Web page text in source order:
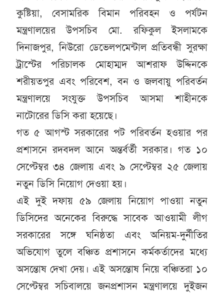
কুষ্টিয়া, বেসামরিক বিমান পরিবহন ও পর্যটন
মন্ত্রণালয়ের উপসচিব মো. রফিকুল ইসলামকে
দিনাজপুর, নিউরো ডেভেলপমেন্টাল প্রতিবন্ধী সুরক্ষা
ট্রাস্টের পরিচালক মোহাম্মদ আশরাফ উদ্দিনকে
শরীয়তপুর এবং পরিবেশ, বন ও জলবায়ু পরিবর্তন
মন্ত্রণালয়ে সংযুক্ত উপসচিব আসমা শাহীনকে
নাটোরের ডিসি করা হয়েছে।
গত ৫ আগস্ট সরকারের পট পরিবর্তন হওয়ার পর
প্রশাসনে রদবদল আনে অন্তর্বর্তী সরকার। গত ১০
সেপ্টেম্বর ৩৪ জেলায় এবং ৯ সেপ্টেম্বর ২৫ জেলায়
নতুন ডিসি নিয়োগ দেওয়া হয়।
এই দুই দফায় ৫৯ জেলায় নিয়োগ পাওয়া নতুন
ডিসিদের অনেকের বিরুদ্ধে সাবেক আওয়ামী লীগ
সরকারের সঙ্গে ঘনিষ্ঠতা এবং অনিয়ম-দুর্নীতির
অভিযোগ তুলে বঞ্চিত প্রশাসনে কর্মকর্তাদের মধ্যে
অসন্তোষ দেখা দেয়। এই অসন্তোষ নিয়ে বঞ্চিতরা ১০
সেপ্টেম্বর সচিবালয়ে জনপ্রশাসন মন্ত্রণালয়ে দুইজন